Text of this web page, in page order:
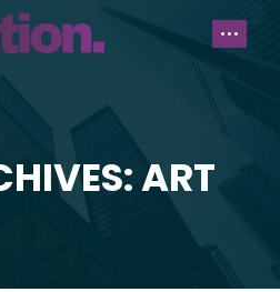
ART
are here: